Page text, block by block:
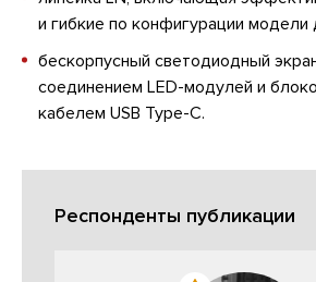
и гибкие по конфигурации модели
бескорпусный светодиодный
соединением LED-модулей и
кабелем USB Type-C.
Респонденты публикации